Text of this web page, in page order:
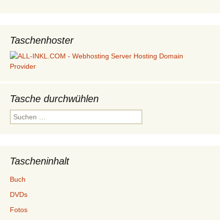
Taschenhoster
Tasche durchwühlen
Suchen
nach:
Tascheninhalt
Buch
DVDs
Fotos